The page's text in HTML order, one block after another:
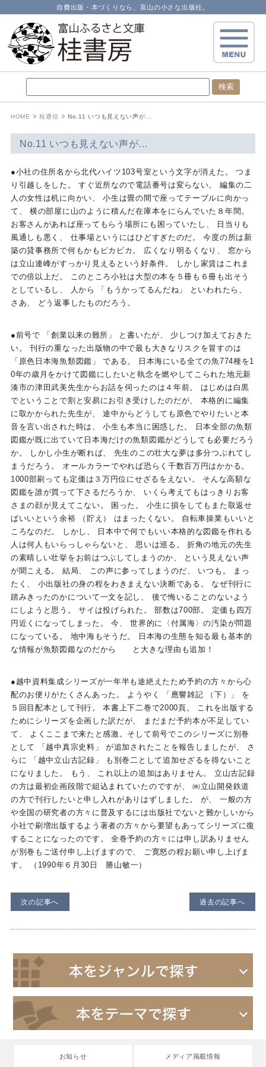
自費出版・本づくりなら、富山の小さな出版社。
HOME 桂通信 No.11 いつも見えない声が…
No.11 いつも見えない声が…
●小社の住所名から北代ハイツ103号室という文字が消えた。 つま
り引越しをした。 すぐ近所なので電話番号は変らない。 編集の二
人の女性は机に向かい、 小生は畳の間で座ってテーブルに向かっ
て、 横の部屋に山のように積んだ在庫本をにらんでいた８年間。
お客さんがあれば座ってもらう場所にも困っていたし、 日当りも
風通しも悪く、 仕事場というにはひどすぎたのだ。 今度の所は新
築の貸事務所で何もかもピカピカ。 広くなり明るくなり、 窓から
は立山連峰がすっかり見えるという好条件。 しかし家賃はこれま
での倍以上だ。 このところ小社は大型の本を５冊も６冊も出そう
としているし、 人から 「もうかってるんだね」 といわれたら、
さあ、 どう返事したものだろう。
●前号で 「創業以来の難所」 と書いたが、 少しつけ加えておきた
い。 刊行の重なった出版物の中で最も大きなリスクを冒すのは
「原色日本海魚類図鑑」 である。 日本海にいる全ての魚774種を1
0年の歳月をかけて図鑑にしたいと執念を燃やしてこられた地元新
湊市の津田武美先生からお話を伺ったのは４年前。 はじめは白黒
でということで割と安易にお引き受けしたのだが、 本格的に編集
に取かかられた先生が、 途中からどうしても原色でやりたいと本
音を言い出された時は、 小生も本当に困惑した。 日本全部の魚類
図鑑が既に出ていて日本海だけの魚類図鑑がどうしても必要だろう
か。 しかし小生が断れば、 先生のこの壮大な夢は多分つぶれてし
まうだろう。 オールカラーでやれば恐らく千数百万円はかかる。
1000部刷っても定価は３万円位にせざるをえない。 そんな高額な
図鑑を誰が買って下さるだろうか、 いくら考えてもはっきりお客
さまの顔が見えてこない。 困った。 小生に損をしてもまた取返せ
ばいいという余裕 （貯え） はまったくない。 自転車操業もいいと
ころなのだ。 しかし、 日本中で何でもいい本格的な図鑑を作れる
人は何人もいらっしゃらないと、 思いは巡る。 折角の地元の先生
の素晴しい壮挙をお前はつぶしてしまうのか、 という見えない声
が聞こえる。 結局、 この声に参ってしまうのだ、 いつも。 まっ
たく、 小出版社の身の程をわきまえない決断である。 なぜ刊行に
踏みきったのかについて一文を記し、 後で悔いることのないよう
にしようと思う。 サイは投げられた。 部数は700部。 定価も四万
円近くになってしまった。 今、 世界的に〈付属海〉の汚染が問題
になっている。 地中海もそうだ。 日本海の生態を知る最も基本的
な情報が魚類図鑑なのだから と大きな理由も追加！
●越中資料集成シリーズが一年半も途絶えたため予約の方々から心
配のお便りがたくさんあった。 ようやく 「應響雑記 （下）」 を
５回目配本として刊行。 本書上下二巻で2000頁。 これを出版する
ためにシリーズを企画した訳だが、 まだまだ予約本が不足してい
て、 よくここまで来たと感激。そして前号でこのシリーズに別巻
として 「越中真宗史料」 が追加されたことを報告しましたが、 さ
らに 「越中立山古記録」 も別巻二として追加せざるを得ないこと
になりました。 もう、 これ以上の追加はありません。 立山古記録
の方は最初企画段階で組込まれていたのですが、 ㈱立山開発鉄道
の方で刊行したいと申し入れがありはずしました。 が、 一般の方
や全国の研究者の方々に普及するには出版社でないと難かしいから
小社で刷増出版するよう著者の方々から要望もあってシリーズに復
することになったのです。 全巻予約の方々には申し訳ありません
が別巻もご送付申し上げますので、 ご寛怒の程お願い申し上げま
す。 （1990年６月30日 勝山敏一）
次の記事へ 過去の記事へ
お知らせ メディア掲載情報